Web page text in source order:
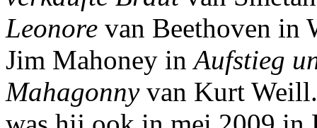
Leonore van Beethoven in
Jim Mahoney inAufstieg
Mahagonnyvan Kurt